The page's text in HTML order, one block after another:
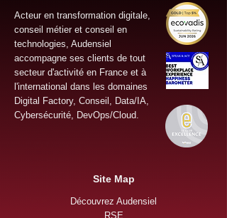
Acteur en transformation digitale,
conseil métier et conseil en
technologies, Audensiel
accompagne ses clients de tout
secteur d'activité en France et à
l'international dans les domaines
Digital Factory, Conseil, Data/IA,
Cybersécurité, DevOps/Cloud.
Site Map
Découvrez Audensiel
RSE